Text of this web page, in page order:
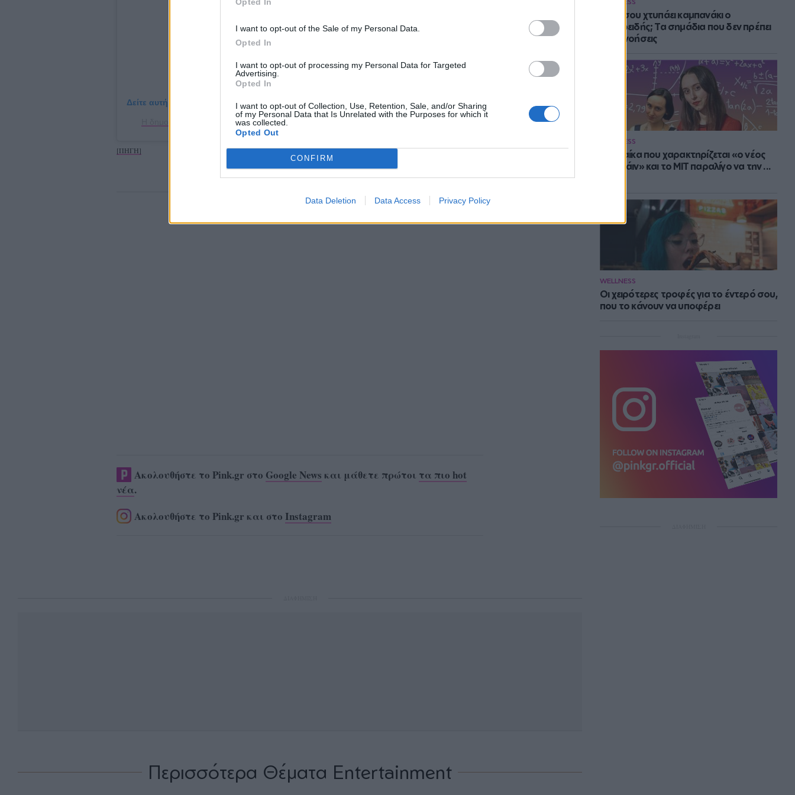
I want to opt-out of the Sale of my Personal Data.
Opted In
I want to opt-out of processing my Personal Data for Targeted
Advertising.
Opted In
I want to opt-out of Collection, Use, Retention, Sale, and/or Sharing
of my Personal Data that Is Unrelated with the Purposes for which it
was collected.
Opted Out
CONFIRM
Data Deletion Data Access Privacy Policy
Πότε σου χτυπάει καμπανάκι ο
θυρεοειδής; Τα σημάδια που δεν πρέπει
να αγνοήσεις
WELLNESS
Η γυναίκα που χαρακτηρίζεται «ο νέος
Αϊνστάιν» και το MIT παραλίγο να την ...
WELLNESS
Οι χειρότερες τροφές για το έντερό σου,
που το κάνουν να υποφέρει
Δείτε αυτή τη δημοσίευση στο Instagram.
Η δημοσίευση κοινοποιήθηκε από το χρήστη Gisele Bündchen (@gisele)
[ΠΗΓΗ]
Ακολουθήστε το Pink.gr στο Google News και μάθετε πρώτοι τα πιο hot
νέα.
Ακολουθήστε το Pink.gr και στο Instagram
Περισσότερα Θέματα Entertainment